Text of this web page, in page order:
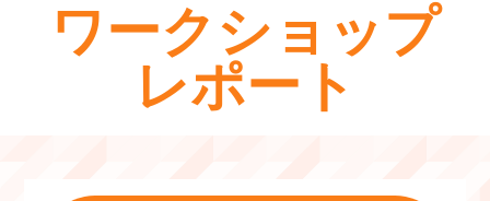
ワークショップ
レポート